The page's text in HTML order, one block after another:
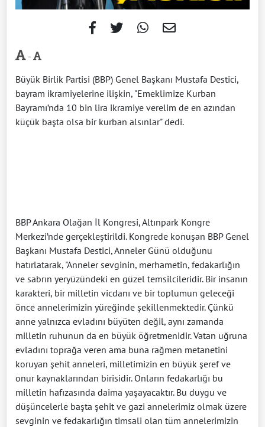
-
Büyük Birlik Partisi (BBP) Genel Başkanı Mustafa Destici,
bayram ikramiyelerine ilişkin, "Emeklimize Kurban
Bayramı’nda 10 bin lira ikramiye verelim de en azından
küçük başta olsa bir kurban alsınlar" dedi.
BBP Ankara Olağan İl Kongresi, Altınpark Kongre
Merkezi’nde gerçekleştirildi. Kongrede konuşan BBP Genel
Başkanı Mustafa Destici, Anneler Günü olduğunu
hatırlatarak, "Anneler sevginin, merhametin, fedakarlığın
ve sabrın yeryüzündeki en güzel temsilcileridir. Bir insanın
karakteri, bir milletin vicdanı ve bir toplumun geleceği
önce annelerimizin yüreğinde şekillenmektedir. Çünkü
anne yalnızca evladını büyüten değil, aynı zamanda
milletin ruhunun da en büyük öğretmenidir. Vatan uğruna
evladını toprağa veren ama buna rağmen metanetini
koruyan şehit anneleri, milletimizin en büyük şeref ve
onur kaynaklarından birisidir. Onların fedakarlığı bu
milletin hafızasında daima yaşayacaktır. Bu duygu ve
düşüncelerle başta şehit ve gazi annelerimiz olmak üzere
sevginin ve fedakarlığın timsali olan tüm annelerimizin